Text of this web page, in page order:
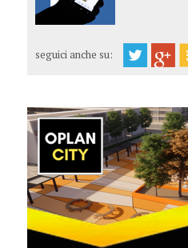
seguici anche su: